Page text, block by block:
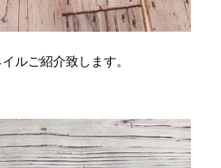
ルご紹介致します。